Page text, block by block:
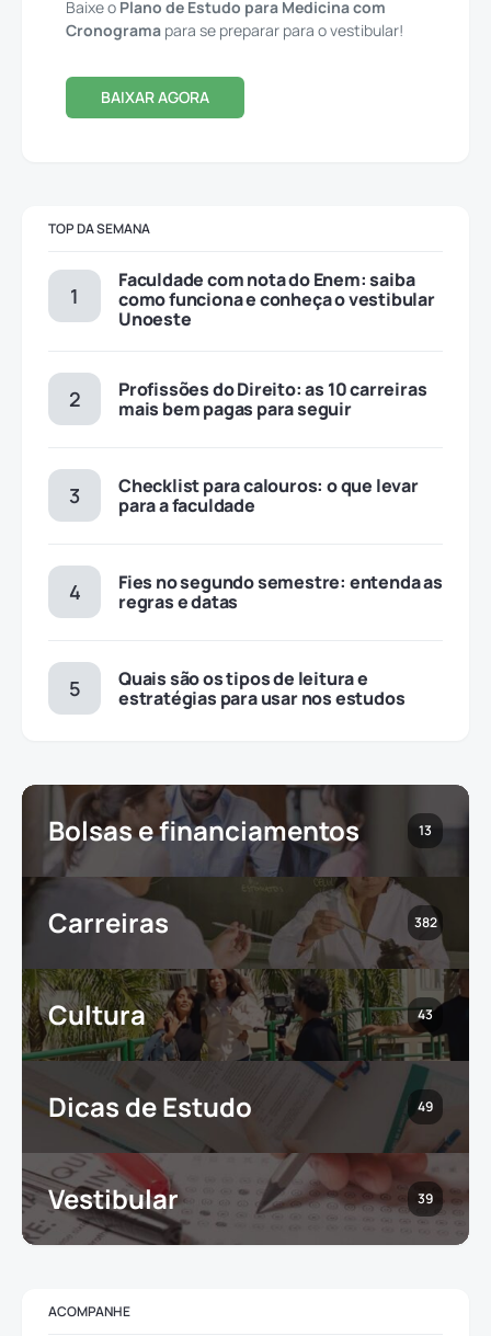
Baixe o Plano de Estudo para Medicina com
Cronograma para se preparar para o vestibular!
BAIXAR AGORA
TOP DA SEMANA
Faculdade com nota do Enem: saiba
como funciona e conheça o vestibular
Unoeste
Profissões do Direito: as 10 carreiras
mais bem pagas para seguir
Checklist para calouros: o que levar
para a faculdade
Fies no segundo semestre: entenda as
regras e datas
Quais são os tipos de leitura e
estratégias para usar nos estudos
Bolsas e financiamentos 13
Carreiras 382
Cultura 43
Dicas de Estudo 49
Vestibular 39
ACOMPANHE